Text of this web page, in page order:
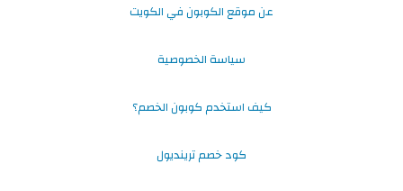
عن موقع الكوبون في الكويت
سياسة الخصوصية
كيف استخدم كوبون الخصم؟
كود خصم ترينديول